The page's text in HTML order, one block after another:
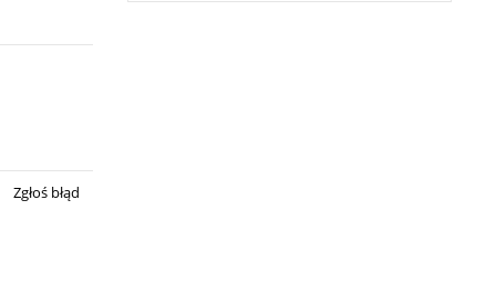
Zgłoś błąd